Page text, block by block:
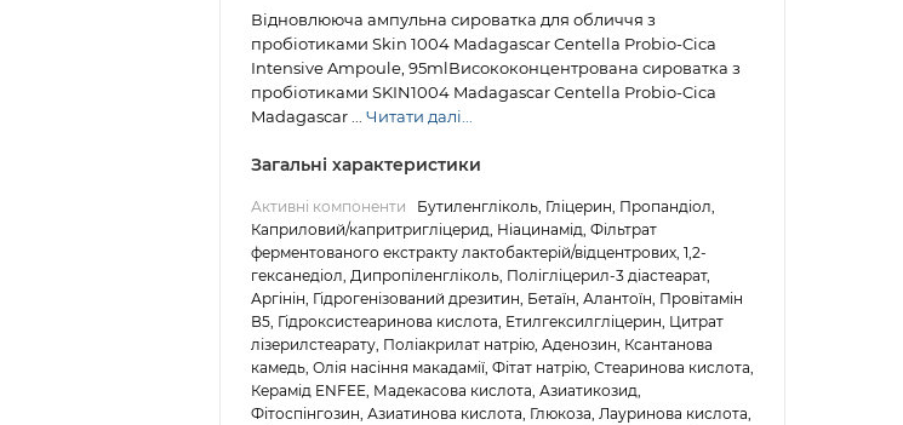
Відновлююча ампульна сироватка для обличчя з
пробіотиками Skin 1004 Madagascar Centella Probio-Cica
Intensive Ampoule, 95mlВисококонцентрована сироватка з
пробіотиками SKIN1004 Madagascar Centella Probio-Cica
Madagascar ... Читати далі...
Загальні характеристики
Активні компоненти
Бутиленгліколь, Гліцерин, Пропандіол,
Каприловий/капритригліцерид, Ніацинамід, Фільтрат
ферментованого екстракту лактобактерій/відцентрових, 1,2-
гексанедіол, Дипропіленгліколь, Полігліцерил-3 діастеарат,
Аргінін, Гідрогенізований дрезитин, Бетаїн, Алантоїн, Провітамін
В5, Гідроксистеаринова кислота, Етилгексилгліцерин, Цитрат
лізерилстеарату, Поліакрилат натрію, Аденозин, Ксантанова
камедь, Олія насіння макадамії, Фітат натрію, Стеаринова кислота,
Керамід ENFEE, Мадекасова кислота, Азиатикозид,
Фітоспінгозин, Азиатинова кислота, Глюкоза, Лауринова кислота,